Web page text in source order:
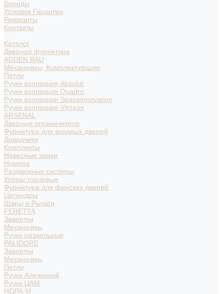
Бренды
Условия Гарантии
Реквизиты
Контакты
Каталог
Дверная фурнитура
ADDEN BAU
Механизмы, Комплектующие
Петли
Ручки коллекция Absolut
Ручки коллекция Quadro
Ручки коллекции Spaceinnovation
Ручки коллекция Vintage
ARSENAL
Дверные ограничители
Фурнитура для входных дверей
Доводчики
Комплекты
Навесные замки
Номера
Раздвижные системы
Упоры торцевые
Фурнитура для финских дверей
Цилиндры
Шары и Рычаги
FERETTA
Завертки
Механизмы
Ручки раздельные
PALIDORE
Завертки
Механизмы
Петли
Ручки Алюминий
Ручки ЦАМ
НОРА-М